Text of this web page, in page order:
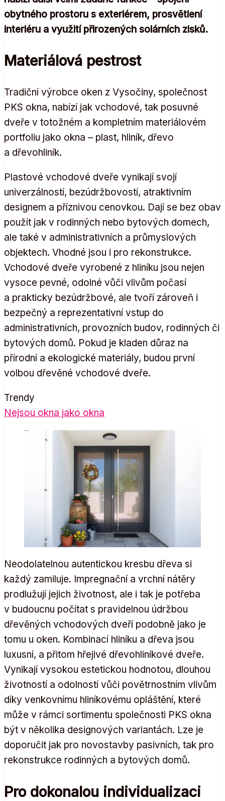
obytného prostoru s exteriérem, prosvětlení
interiéru a využití přirozených solárních zisků.
Materiálová pestrost
Tradiční výrobce oken z Vysočiny, společnost
PKS okna, nabízí jak vchodové, tak posuvné
dveře v totožném a kompletním materiálovém
portfoliu jako okna – plast, hliník, dřevo
a dřevohliník.
Plastové vchodové dveře vynikají svojí
univerzálností, bezúdržbovostí, atraktivním
designem a příznivou cenovkou. Dají se bez obav
použít jak v rodinných nebo bytových domech,
ale také v administrativních a průmyslových
objektech. Vhodné jsou i pro rekonstrukce.
Vchodové dveře vyrobené z hliníku jsou nejen
vysoce pevné, odolné vůči vlivům počasí
a prakticky bezúdržbové, ale tvoří zároveň i
bezpečný a reprezentativní vstup do
administrativních, provozních budov, rodinných či
bytových domů. Pokud je kladen důraz na
přírodní a ekologické materiály, budou první
volbou dřevěné vchodové dveře.
Trendy
Nejsou okna jako okna
Neodolatelnou autentickou kresbu dřeva si
každý zamiluje. Impregnační a vrchní nátěry
prodlužují jejich životnost, ale i tak je potřeba
v budoucnu počítat s pravidelnou údržbou
dřevěných vchodových dveří podobně jako je
tomu u oken. Kombinací hliníku a dřeva jsou
luxusní, a přitom hřejivé dřevohliníkové dveře.
Vynikají vysokou estetickou hodnotou, dlouhou
životností a odolností vůči povětrnostním vlivům
díky venkovnímu hliníkovému opláštění, které
může v rámci sortimentu společnosti PKS okna
být v několika designových variantách. Lze je
doporučit jak pro novostavby pasivních, tak pro
rekonstrukce rodinných a bytových domů.
Pro dokonalou individualizaci